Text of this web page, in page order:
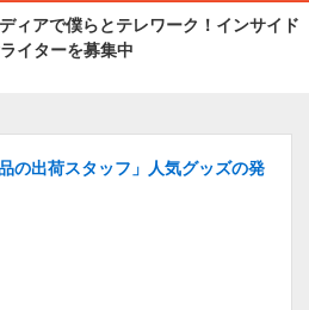
ィアで僕らとテレワーク！インサイド
イターを募集中
の出荷スタッフ」人気グッズの発